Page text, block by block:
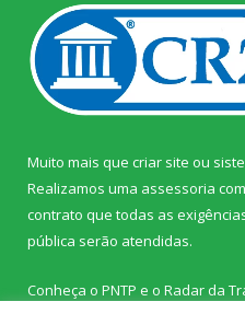
Muito mais que criar site ou
Realizamos uma assessoria
contrato que todas as
pública serão atendidas.
Conheça o PNTP e o Radar da